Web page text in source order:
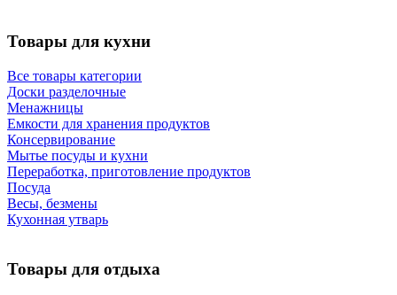
Товары для кухни
Все товары категории
Доски разделочные
Менажницы
Емкости для хранения продуктов
Консервирование
Мытье посуды и кухни
Переработка, приготовление продуктов
Посуда
Весы, безмены
Кухонная утварь
Товары для отдыха